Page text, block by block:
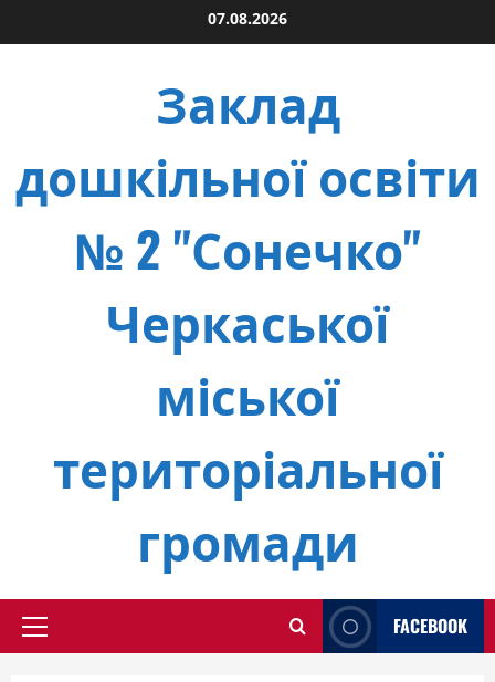
to
07.08.2026
Заклад
дошкільної освіти
№ 2 "Сонечко"
Черкаської
міської
територіальної
громади
Primary
FACEBOOK